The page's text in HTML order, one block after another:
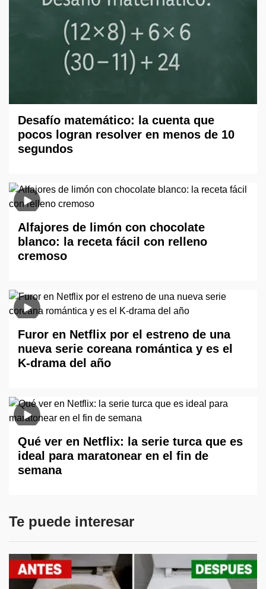
Desafío matemático: la cuenta que
pocos logran resolver en menos de 10
segundos
Alfajores de limón con chocolate
blanco: la receta fácil con relleno
cremoso
Furor en Netflix por el estreno de una
nueva serie coreana romántica y es el
K-drama del año
Qué ver en Netflix: la serie turca que es
ideal para maratonear en el fin de
semana
Te puede interesar